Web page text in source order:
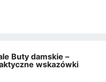
Buty damskie –
wskazówki